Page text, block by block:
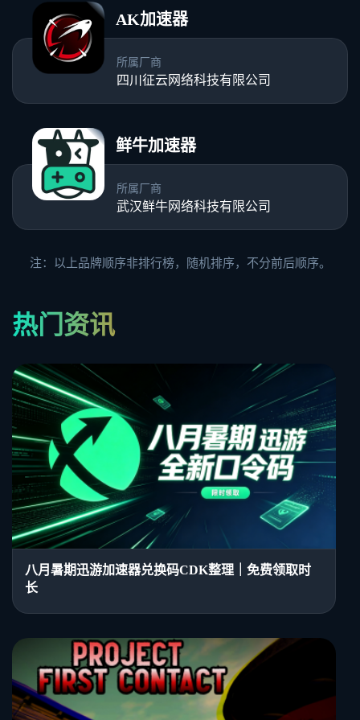
AK加速器
所属厂商
四川征云网络科技有限公司
鲜牛加速器
所属厂商
武汉鲜牛网络科技有限公司
注：以上品牌顺序非排行榜，随机排序，不分前后顺序。
热门资讯
八月暑期迅游加速器兑换码CDK整理｜免费领取时
长